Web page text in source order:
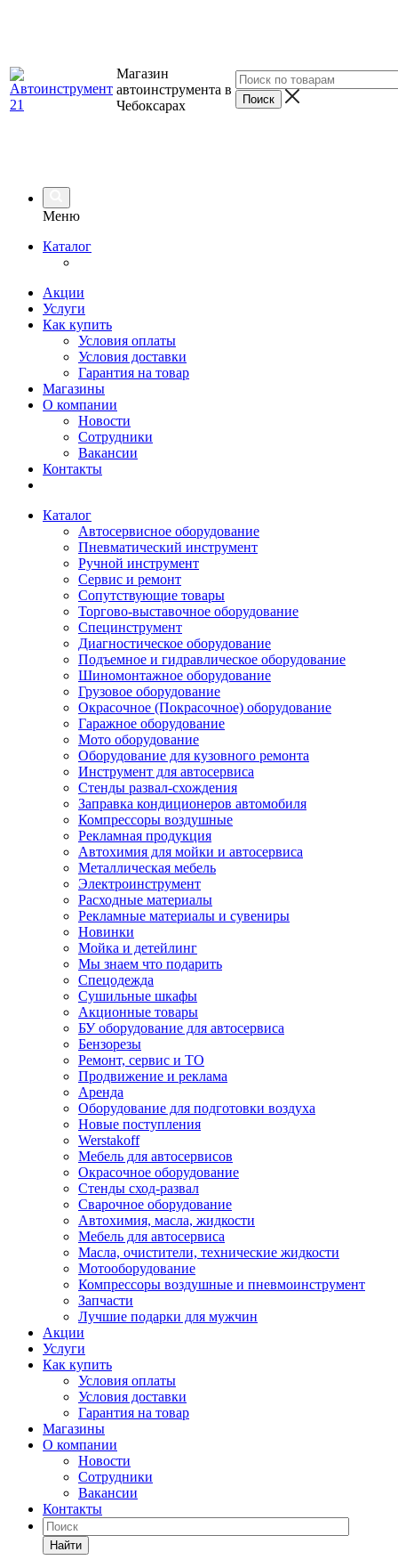
Магазин
автоинструмента в
Чебоксарах
Меню
Каталог
Акции
Услуги
Как купить
Условия оплаты
Условия доставки
Гарантия на товар
Магазины
О компании
Новости
Сотрудники
Вакансии
Контакты
Каталог
Автосервисное оборудование
Пневматический инструмент
Ручной инструмент
Сервис и ремонт
Сопутствующие товары
Торгово-выставочное оборудование
Специнструмент
Диагностическое оборудование
Подъемное и гидравлическое оборудование
Шиномонтажное оборудование
Грузовое оборудование
Окрасочное (Покрасочное) оборудование
Гаражное оборудование
Мото оборудование
Оборудование для кузовного ремонта
Инструмент для автосервиса
Стенды развал-схождения
Заправка кондиционеров автомобиля
Компрессоры воздушные
Рекламная продукция
Автохимия для мойки и автосервиса
Металлическая мебель
Электроинструмент
Расходные материалы
Рекламные материалы и сувениры
Новинки
Мойка и детейлинг
Мы знаем что подарить
Спецодежда
Сушильные шкафы
Акционные товары
БУ оборудование для автосервиса
Бензорезы
Ремонт, сервис и ТО
Продвижение и реклама
Аренда
Оборудование для подготовки воздуха
Новые поступления
Werstakoff
Мебель для автосервисов
Окрасочное оборудование
Стенды сход-развал
Сварочное оборудование
Автохимия, масла, жидкости
Мебель для автосервиса
Масла, очистители, технические жидкости
Мотооборудование
Компрессоры воздушные и пневмоинструмент
Запчасти
Лучшие подарки для мужчин
Акции
Услуги
Как купить
Условия оплаты
Условия доставки
Гарантия на товар
Магазины
О компании
Новости
Сотрудники
Вакансии
Контакты
Найти